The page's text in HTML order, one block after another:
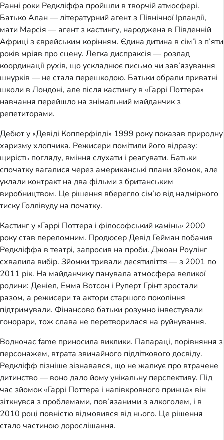
Ранні роки Редкліффа пройшли в творчій атмосфері.
Батько Алан — літературний агент з Північної Ірландії,
мати Марсія — агент з кастингу, народжена в Південній
Африці з єврейським корінням. Єдина дитина в сім’ї з п’яти
років мріяв про сцену. Легка диспраксія — розлад
координації рухів, що ускладнює письмо чи зав’язування
шнурків — не стала перешкодою. Батьки обрали приватні
школи в Лондоні, але після кастингу в «Гаррі Поттера»
навчання перейшло на знімальний майданчик з
репетиторами.
Дебют у «Девіді Копперфілді» 1999 року показав природну
харизму хлопчика. Режисери помітили його відразу:
щирість погляду, вміння слухати і реагувати. Батьки
спочатку вагалися через американські плани зйомок, але
уклали контракт на два фільми з британським
виробництвом. Це рішення вберегло сім’ю від надмірного
тиску Голлівуду на початку.
Кастинг у «Гаррі Поттера і філософський камінь» 2000
року став переломним. Продюсер Девід Гейман побачив
Редкліффа в театрі, запросив на проби. Джоан Роулінг
схвалила вибір. Зйомки тривали десятиліття — з 2001 по
2011 рік. На майданчику панувала атмосфера великої
родини: Деніел, Емма Вотсон і Руперт Грінт зростали
разом, а режисери та актори старшого покоління
підтримували. Фінансово батьки розумно інвестували
гонорари, тож слава не перетворилася на руйнування.
Водночас fame приносила виклики. Папараці, порівняння з
персонажем, втрата звичайного підліткового досвіду.
Редкліфф пізніше зізнавався, що не жалкує про втрачене
дитинство — воно дало йому унікальну перспективу. Під
час зйомок «Гаррі Поттера і напівкровного принца» він
зіткнувся з проблемами, пов’язаними з алкоголем, і в
2010 році повністю відмовився від нього. Це рішення
стало частиною дорослішання.